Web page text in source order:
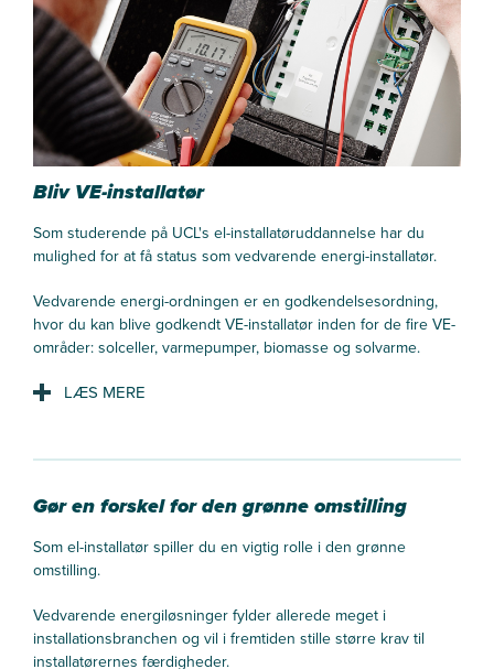
Udvikl dig som leder og fagperson
I det hele taget kan det være en spændende og udfordrende
rolle, at være fagligt ansvarlig på el-området og det kan være
en god mulighed for, at udvikle dine faglige og lederevner.
Tidligere var autorisationen personlig. I dag er det
virksomheden, der er autoriseret.
som fagligt ansvarlig.
bestået uddannelsen til el-installatør.
Bliv VE-installatør
Som studerende på UCL's el-installatøruddannelse har du
mulighed for at få status som vedvarende energi-installatør.
Vedvarende energi-ordningen er en godkendelsesordning,
hvor du kan blive godkendt VE-installatør inden for de fire VE-
områder: solceller, varmepumper, biomasse og solvarme.
varmepumper og solceller som et valgfag undervejs på
mulighed for at blive VE-godkendt ved Energistyrelsen.
på Energistyrelsens hjemmeside og i bekendtgørelsen om
godkendelsesordningen for virksomheder, der monterer
Gør en forskel for den grønne omstilling
Som el-installatør spiller du en vigtig rolle i den grønne
omstilling.
Vedvarende energiløsninger fylder allerede meget i
installationsbranchen og vil i fremtiden stille større krav til
installatørernes færdigheder.